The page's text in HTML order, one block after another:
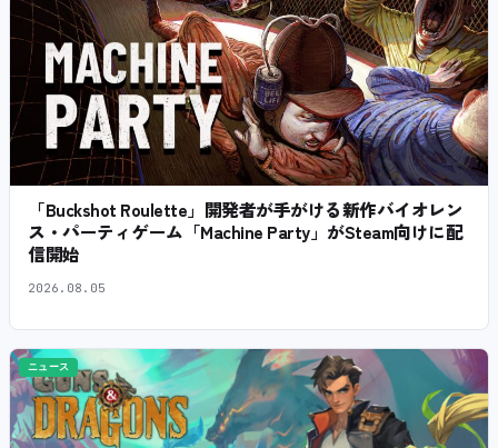
「Buckshot Roulette」開発者が手がける新作バイオレン
ス・パーティゲーム「Machine Party」がSteam向けに配
信開始
2026.08.05
ニュース